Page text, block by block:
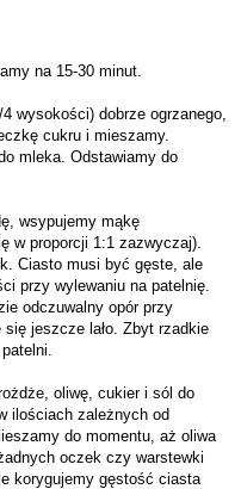
na 15-30 minut.
wysokości) dobrze ogrzanego,
cukru i mieszamy.
mleka. Odstawiamy do
wsypujemy mąkę
w proporcji 1:1 zazwyczaj).
Ciasto musi być gęste, ale
przy wylewaniu na patelnię.
odczuwalny opór przy
jeszcze lało. Zbyt rzadkie
oliwę, cukier i sól do
ilościach zależnych od
do momentu, aż oliwa
oczek czy warstewki
korygujemy gęstość ciasta